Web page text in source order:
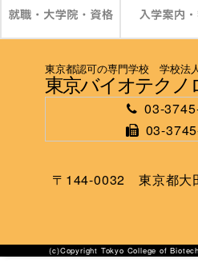
東京都認可の専門学校 学校法
東京バイオテクノ
03-
03-
〒144-0032 東京都大
(c)Copyright Tokyo College of